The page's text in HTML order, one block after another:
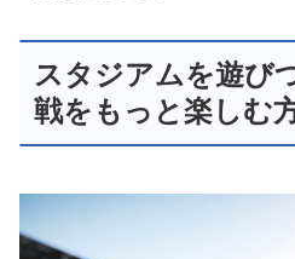
スタジアムを遊び
戦をもっと楽しむ